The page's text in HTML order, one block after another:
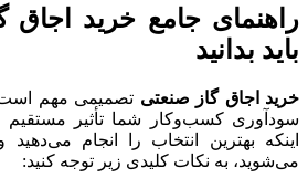
راهنمای جامع خرید اجاق
باید بدانید
خرید اجاق گاز صنعتی تصمیمی مهم است
سودآوری کسب‌وکار شما تأثیر مستقیم
اینکه بهترین انتخاب را انجام
می‌شوید، به نکات کلیدی زیر توجه کنید: